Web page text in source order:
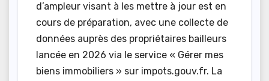
d’ampleur visant à les mettre à jour est en
cours de préparation, avec une collecte de
données auprès des propriétaires bailleurs
lancée en 2026 via le service « Gérer mes
biens immobiliers » sur impots.gouv.fr. La